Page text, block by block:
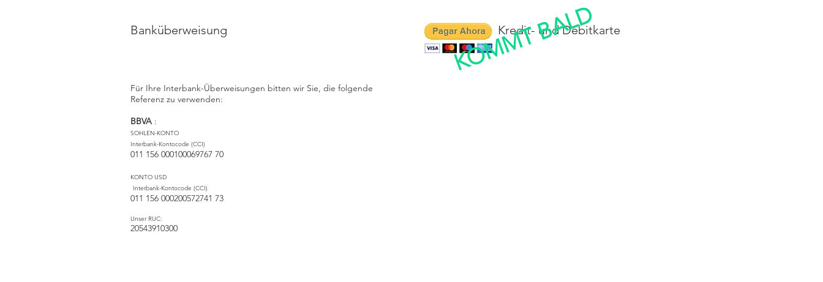
Banküberweisung Kredit- und Debitkarte
KOMMT BALD
Für Ihre Interbank-Überweisungen bitten wir Sie, die folgende
Referenz zu verwenden:
BBVA :
SOHLEN-KONTO
Interbank-Kontocode (CCI)
011 156 000100069767 70
KONTO USD
Interbank-Kontocode (CCI)
011 156 000200572741 73
Unser RUC:
20543910300